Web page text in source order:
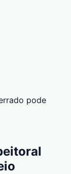
pode